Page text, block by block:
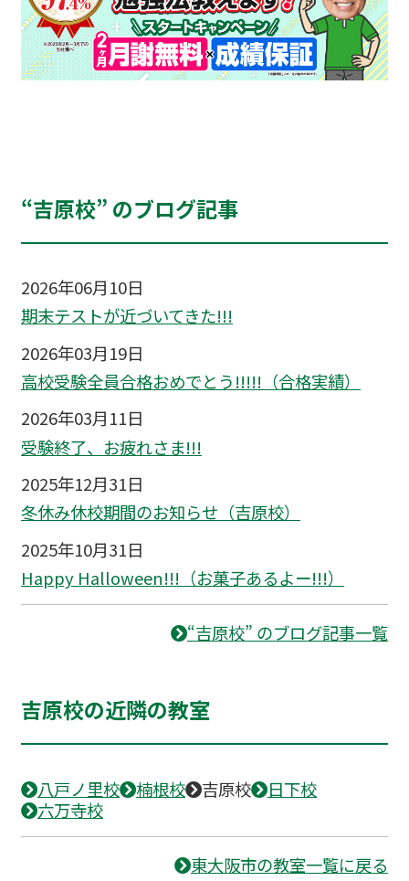
“吉原校” のブログ記事
2026年06月10日
期末テストが近づいてきた!!!
2026年03月19日
高校受験全員合格おめでとう!!!!!（合格実績）
2026年03月11日
受験終了、お疲れさま!!!
2025年12月31日
冬休み休校期間のお知らせ（吉原校）
2025年10月31日
Happy Halloween!!!（お菓子あるよー!!!）
“吉原校” のブログ記事一覧
吉原校の近隣の教室
八戸ノ里校 楠根校 吉原校
日下校
六万寺校
東大阪市の教室一覧に戻る